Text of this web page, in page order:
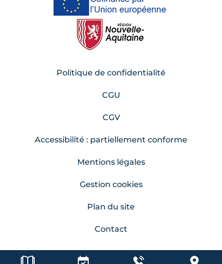
Politique de confidentialité
CGU
CGV
Accessibilité : partiellement conforme
Mentions légales
Gestion cookies
Plan du site
Contact